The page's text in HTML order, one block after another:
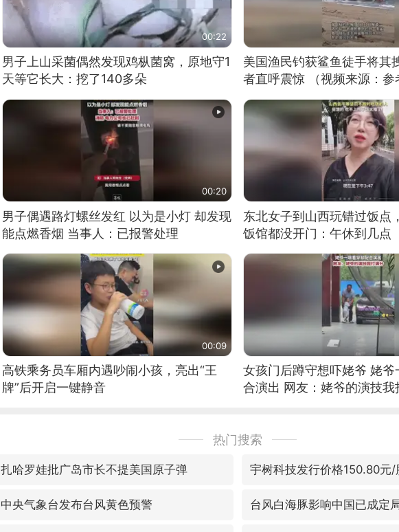
00:22
男子上山采菌偶然发现鸡枞菌窝，原地守1
天等它长大：挖了140多朵
美国渔民钓获鲨鱼徒手将其
者直呼震惊 （视频来源：参
00:20
男子偶遇路灯螺丝发红 以为是小灯 却发现
能点燃香烟 当事人：已报警处理
东北女子到山西玩错过饭点
饭馆都没开门：午休到几点
00:09
高铁乘务员车厢内遇吵闹小孩，亮出“王
牌”后开启一键静音
女孩门后蹲守想吓姥爷 姥爷
合演出 网友：姥爷的演技我
热门搜索
扎哈罗娃批广岛市长不提美国原子弹 宇树科技发行价格150.80元/
中央气象台发布台风黄色预警 台风白海豚影响中国已成定